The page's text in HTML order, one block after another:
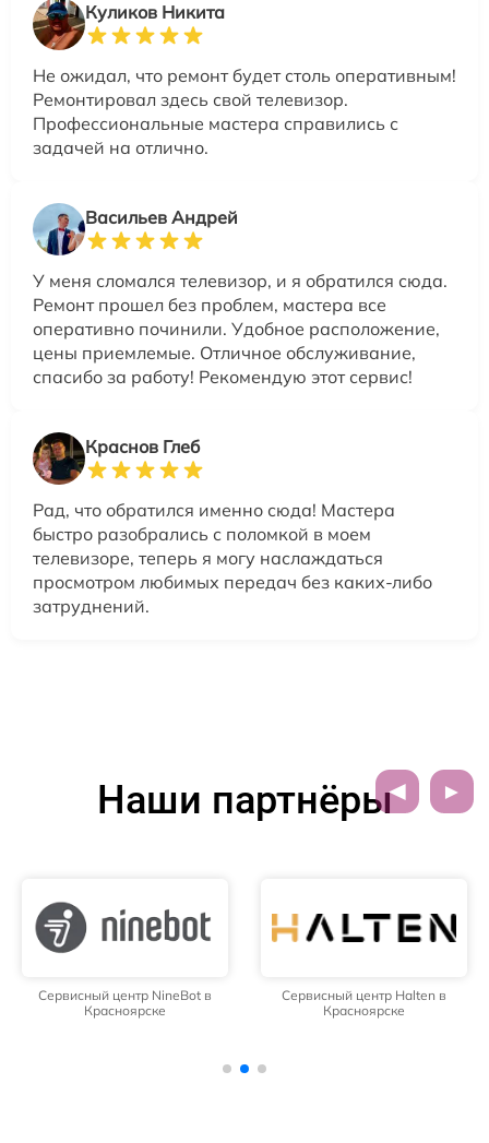
Куликов Никита
Не ожидал, что ремонт будет столь оперативным!
Ремонтировал здесь свой телевизор.
Профессиональные мастера справились с
задачей на отлично.
Васильев Андрей
У меня сломался телевизор, и я обратился сюда.
Ремонт прошел без проблем, мастера все
оперативно починили. Удобное расположение,
цены приемлемые. Отличное обслуживание,
спасибо за работу! Рекомендую этот сервис!
Краснов Глеб
Рад, что обратился именно сюда! Мастера
быстро разобрались с поломкой в моем
телевизоре, теперь я могу наслаждаться
просмотром любимых передач без каких-либо
затруднений.
Наши партнёры
Сервисный центр NineBot в
Красноярске
Сервисный центр Halten в
Красноярске